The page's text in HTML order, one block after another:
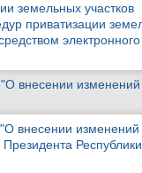
земельных участков
приватизации
"О внесении изменений
внесении изменений
Республики